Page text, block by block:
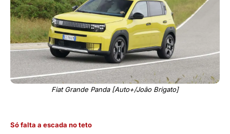
Fiat Grande Panda [Auto+/João Brigato]
Só falta a escada no teto